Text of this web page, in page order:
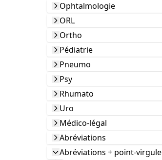
Ophtalmologie
ORL
Ortho
Pédiatrie
Pneumo
Psy
Rhumato
Uro
Médico-légal
Abréviations
Abréviations + point-virgule